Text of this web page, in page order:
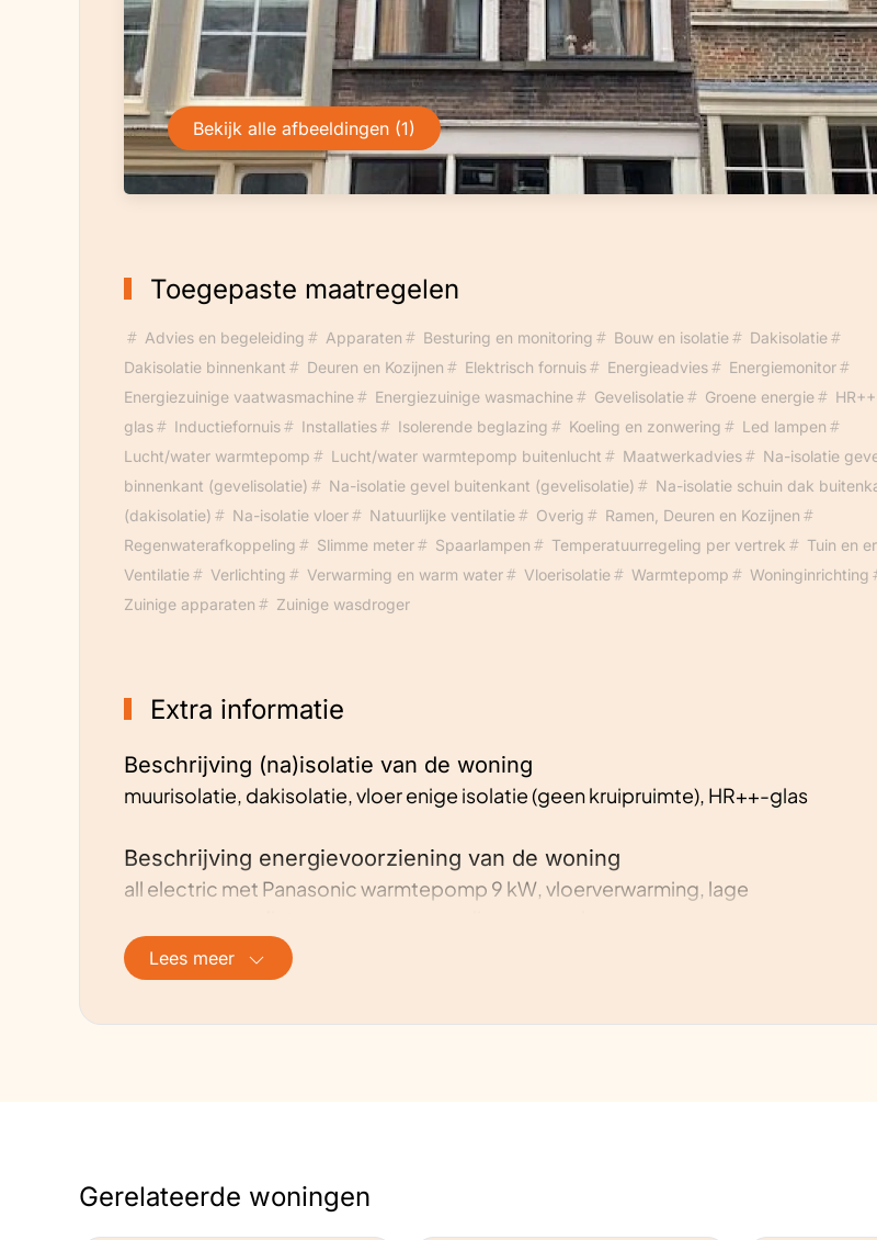
Bekijk alle afbeeldingen (1)
Toegepaste maatregelen
Advies en begeleiding Apparaten Besturing en monitoring Bouw en isolatie
Dakisolatie
Dakisolatie binnenkant
Deuren en Kozijnen Elektrisch fornuis Energieadvies
Energiemonitor
Energiezuinige vaatwasmachine
Energiezuinige wasmachine Gevelisolatie Groene energie
HR++
glas
Inductiefornuis Installaties Isolerende beglazing Koeling en zonwering
Led lampen
Lucht/water warmtepomp
Lucht/water warmtepomp buitenlucht Maatwerkadvies
Na-isolatie
binnenkant (gevelisolatie)
Na-isolatie gevel buitenkant (gevelisolatie)
Na-isolatie schuin dak
(dakisolatie)
Na-isolatie vloer Natuurlijke ventilatie Overig
Ramen, Deuren en Kozijnen
Regenwaterafkoppeling
Slimme meter Spaarlampen Temperatuurregeling per vertrek
Tuin en
Ventilatie
Verlichting Verwarming en warm water Vloerisolatie Warmtepomp
Woninginrichting
Zuinige apparaten
Zuinige wasdroger
Extra informatie
Beschrijving (na)isolatie van de woning
muurisolatie, dakisolatie, vloer enige isolatie (geen kruipruimte), HR++-glas
Beschrijving energievoorziening van de woning
all electric met Panasonic warmtepomp 9 kW, vloerverwarming, lage
Hoe is de ventilatie geregeld?
Lees meer
Gerelateerde woningen